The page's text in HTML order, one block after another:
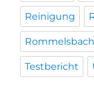
Reinigung
Testbericht